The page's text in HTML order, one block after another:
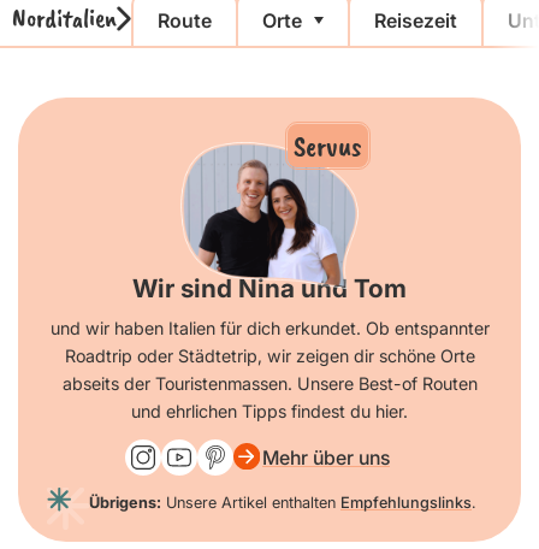
Norditalien Route Orte Reisezeit
Servus
Wir sind Nina und Tom
und wir haben Italien für dich erkundet. Ob entspannter
Roadtrip oder Städtetrip, wir zeigen dir schöne Orte
abseits der Touristenmassen. Unsere Best-of Routen
und ehrlichen Tipps findest du hier.
Mehr über uns
Übrigens: Unsere Artikel enthalten Empfehlungslinks.